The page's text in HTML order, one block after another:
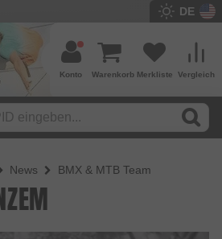
DE
Vergleich
Merkliste
Warenkorb
Konto
News BMX & MTB Team